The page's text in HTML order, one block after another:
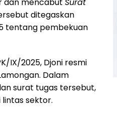
ditegaskan
tentang pembekuan
IX/2025, Djoni resmi
Dalam
surat tugas tersebut,
sektor.